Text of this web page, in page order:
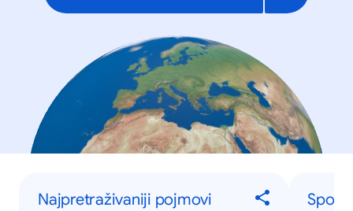
Najpretraživaniji pojmovi